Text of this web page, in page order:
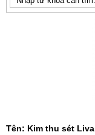
Tên: Kim thu sét Liva